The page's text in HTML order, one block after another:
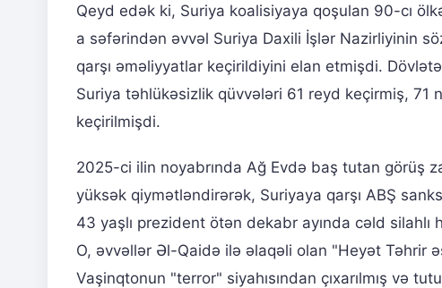
Qeyd edək ki, Suriya koalisiyaya qoşulan 90-cı
a səfərindən əvvəl Suriya Daxili İşlər Nazirliyinin
qarşı əməliyyatlar keçirildiyini elan etmişdi.
Suriya təhlükəsizlik qüvvələri 61 reyd keçirmiş, 71
keçirilmişdi.
2025-ci ilin noyabrında Ağ Evdə baş tutan görüş
yüksək qiymətləndirərək, Suriyaya qarşı ABŞ
43 yaşlı prezident ötən dekabr ayında cəld
O, əvvəllər Əl-Qaidə ilə əlaqəli olan "Heyət Təhrir
Vaşinqtonun "terror" siyahısından çıxarılmış və